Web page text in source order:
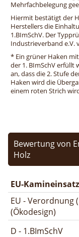
Mehrfachbelegung
Hiermit bestätigt der
Herstellers die
1.BImSchV. Der
Industrieverband e.V.
* Ein grüner Haken
der 1. BImSchV erfüllt
an, dass die 2. Stufe
Haken wird die
einem roten Strich
Bewertung von
Holz
EU-
EU - Verordnung
(Ökodesign)
D - 1.BImSchV